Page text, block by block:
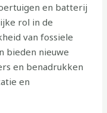
en batterij
rol in de
van fossiele
bieden nieuwe
en benadrukken
en